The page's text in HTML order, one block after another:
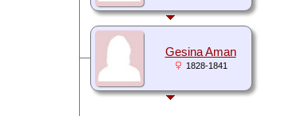
Gesina Aman
1828-1841